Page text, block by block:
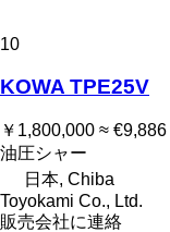
10
KOWA TPE25V
￥1,800,000 ≈ €9,886
油圧シャー
日本, Chiba
Toyokami Co., Ltd.
販売会社に連絡